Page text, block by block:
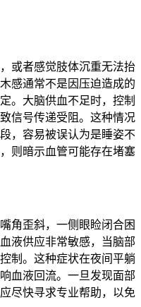
或者感觉肢体沉重无法抬
感通常不是因压迫造成的
。大脑供血不足时，控制
信号传递受阻。这种情况
，容易被误认为是睡姿不
则暗示血管可能存在堵塞
角歪斜，一侧眼睑闭合困
液供应非常敏感，当脑部
制。这种症状在夜间平躺
血液回流。一旦发现面部
尽快寻求专业帮助，以免